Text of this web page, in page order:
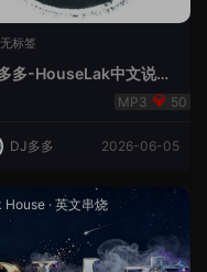
标签
多-HouseLak中文说唱
50
DJ多多 2026-06-05
House · 英文串烧